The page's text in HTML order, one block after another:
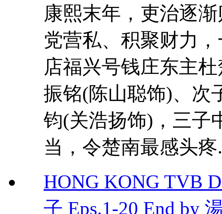
康熙末年，吏治逐
党营私、积聚财力
店福兴号钱庄东主
振铭(陈山聪饰)、次
钧(关浩扬饰)，三子
当，令楚南最感头疼
HONG KONG TVB
子 Eps.1-20 End by